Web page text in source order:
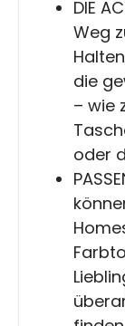
DIE
Weg
die
– wie
oder